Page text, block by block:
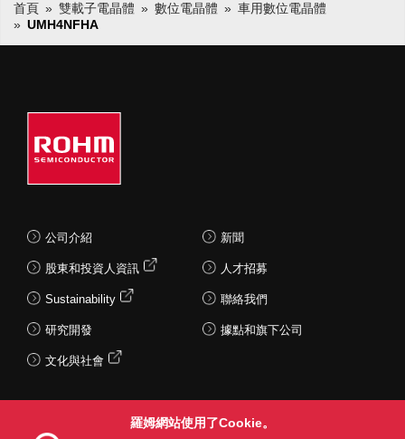
首頁 雙載子電晶體 數位電晶體
車用數位電晶體
UMH4NFHA
公司介紹
股東和投資人資訊
Sustainability
研究開發
文化與社會
新聞
人才招募
聯絡我們
據點和旗下公司
羅姆網站使用了Cookie。